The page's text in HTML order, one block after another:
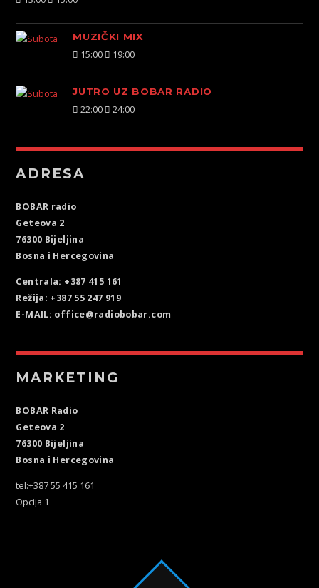
MUZIČKI MIX
15:00 19:00
JUTRO UZ BOBAR RADIO
22:00 24:00
ADRESA
BOBAR radio
Geteova 2
76300 Bijeljina
Bosna i Hercegovina
Centrala: +387 415 161
Režija: +387 55 247 919
E-MAIL: office@radiobobar.com
MARKETING
BOBAR Radio
Geteova 2
76300 Bijeljina
Bosna i Hercegovina
tel:+387 55 415 161
Opcija 1